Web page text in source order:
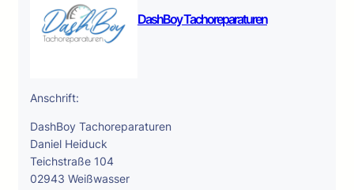
DashBoy Tachoreparaturen
Anschrift:
DashBoy Tachoreparaturen
Daniel Heiduck
Teichstraße 104
02943 Weißwasser